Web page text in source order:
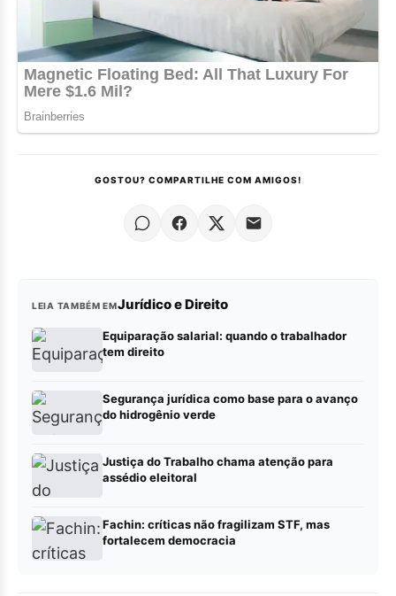
GOSTOU? COMPARTILHE COM AMIGOS!
LEIA TAMBÉM EMJurídico e Direito
Equiparação salarial: quando o trabalhador
tem direito
Segurança jurídica como base para o avanço
do hidrogênio verde
Justiça do Trabalho chama atenção para
assédio eleitoral
Fachin: críticas não fragilizam STF, mas
fortalecem democracia